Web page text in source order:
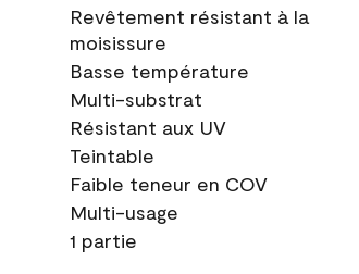
Revêtement résistant à la
moisissure
Basse température
Multi-substrat
Résistant aux UV
Teintable
Faible teneur en COV
Multi-usage
1 partie